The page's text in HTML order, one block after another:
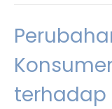
terhadap